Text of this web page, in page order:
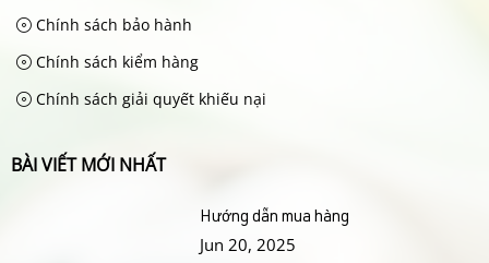
Chính sách bảo hành
Chính sách kiểm hàng
Chính sách giải quyết khiếu nại
BÀI VIẾT MỚI NHẤT
Hướng dẫn mua hàng
Jun 20, 2025